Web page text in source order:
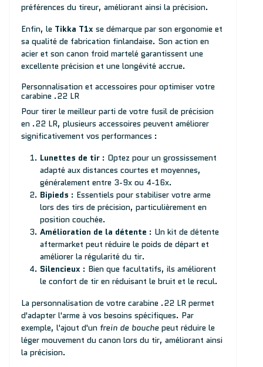
préférences du tireur, améliorant ainsi la précision.
Enfin, le Tikka T1x se démarque par son ergonomie et
sa qualité de fabrication finlandaise. Son action en
acier et son canon froid martelé garantissent une
excellente précision et une longévité accrue.
Personnalisation et accessoires pour optimiser votre
carabine .22 LR
Pour tirer le meilleur parti de votre fusil de précision
en .22 LR, plusieurs accessoires peuvent améliorer
significativement vos performances :
Lunettes de tir : Optez pour un grossissement
adapté aux distances courtes et moyennes,
généralement entre 3-9x ou 4-16x.
Bipieds : Essentiels pour stabiliser votre arme
lors des tirs de précision, particulièrement en
position couchée.
Amélioration de la détente : Un kit de détente
aftermarket peut réduire le poids de départ et
améliorer la régularité du tir.
Silencieux : Bien que facultatifs, ils améliorent
le confort de tir en réduisant le bruit et le recul.
La personnalisation de votre carabine .22 LR permet
d'adapter l'arme à vos besoins spécifiques. Par
exemple, l'ajout d'un frein de bouche peut réduire le
léger mouvement du canon lors du tir, améliorant ainsi
la précision.